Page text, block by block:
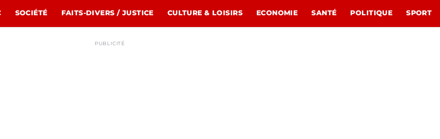
SOCIÉTÉ FAITS-DIVERS / JUSTICE CULTURE & LOISIRS ECONOMIE SANTÉ POLITIQUE SPORT
PUBLICITÉ